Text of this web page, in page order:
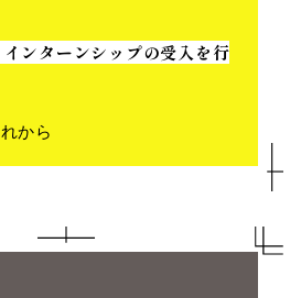
インターンシップの受入を行
から